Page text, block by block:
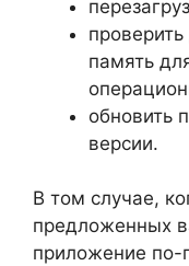
память
обновить
версии.
В том случае,
предложенных
приложение по-